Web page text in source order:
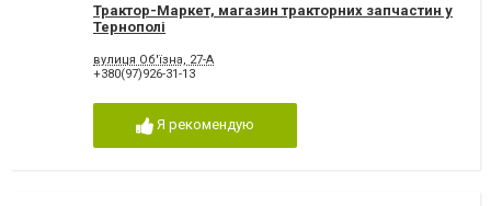
Трактор-Маркет, магазин тракторних запчастин у
Тернополі
вулиця Об'їзна, 27-А
+380(97)926-31-13
Я рекомендую